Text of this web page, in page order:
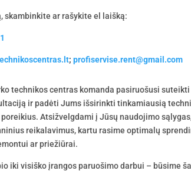
skambinkite ar rašykite el laišką:
;profiservise.rent@gmail.com
technikos centras komanda pasiruošusi suteikti
ir padėti Jums išsirinkti tinkamiausią
Atsižvelgdami į Jūsų naudojimo
reikalavimus, kartu rasime optimalų
ar priežiūrai.
iki visiško įrangos paruošimo darbui – būsime